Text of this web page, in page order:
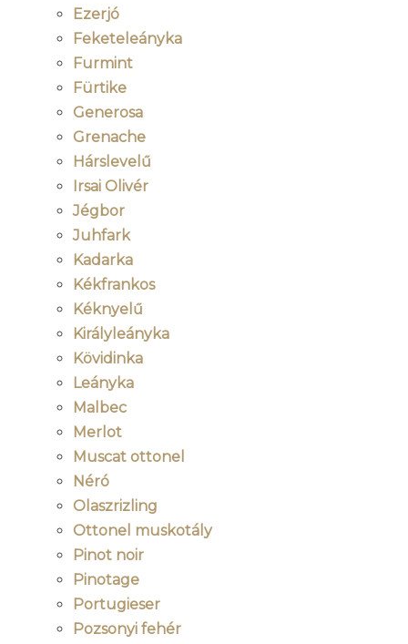
Ezerjó
Feketeleányka
Furmint
Fürtike
Generosa
Grenache
Hárslevelű
Irsai Olivér
Jégbor
Juhfark
Kadarka
Kékfrankos
Kéknyelű
Királyleányka
Kövidinka
Leányka
Malbec
Merlot
Muscat ottonel
Néró
Olaszrizling
Ottonel muskotály
Pinot noir
Pinotage
Portugieser
Pozsonyi fehér